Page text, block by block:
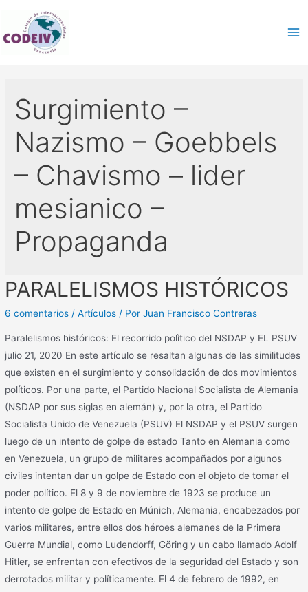
Surgimiento –
Nazismo – Goebbels
– Chavismo – lider
mesianico –
Propaganda
PARALELISMOS HISTÓRICOS
6 comentarios /Artículos / PorJuan Francisco Contreras
Paralelismos históricos: El recorrido polìtico del NSDAP y EL PSUV
julio 21, 2020 En este artículo se resaltan algunas de las similitudes
que existen en el surgimiento y consolidación de dos movimientos
políticos. Por una parte, el Partido Nacional Socialista de Alemania
(NSDAP por sus siglas en alemán) y, por la otra, el Partido
Socialista Unido de Venezuela (PSUV) El NSDAP y el PSUV surgen
luego de un intento de golpe de estado Tanto en Alemania como
en Venezuela, un grupo de militares acompañados por algunos
civiles intentan dar un golpe de Estado con el objeto de tomar el
poder político. El 8 y 9 de noviembre de 1923 se produce un
intento de golpe de Estado en Múnich, Alemania, encabezados por
varios militares, entre ellos dos héroes alemanes de la Primera
Guerra Mundial, como Ludendorff, Göring y un cabo llamado Adolf
Hitler, se enfrentan con efectivos de la seguridad del Estado y son
derrotados militar y políticamente. El 4 de febrero de 1992, en